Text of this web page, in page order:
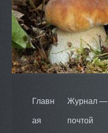
Главн
ая
Журнал —
почтой